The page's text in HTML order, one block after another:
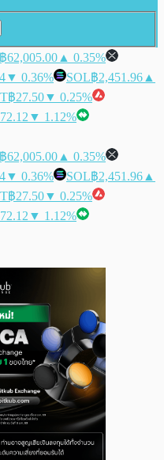
฿62,005.00 ▲ 0.35%
▼ 0.36% SOL฿2,451.96 ▲
฿27.50▼ 0.25%
▼ 1.12%
฿62,005.00 ▲ 0.35%
▼ 0.36% SOL฿2,451.96 ▲
฿27.50▼ 0.25%
▼ 1.12%